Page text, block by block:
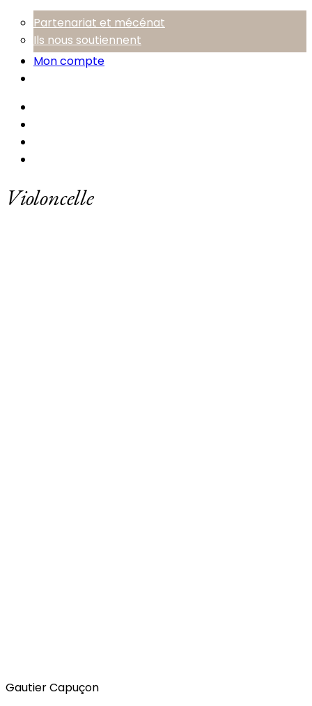
Partenariat et mécénat
Ils nous soutiennent
Mon compte
Violoncelle
Gautier Capuçon